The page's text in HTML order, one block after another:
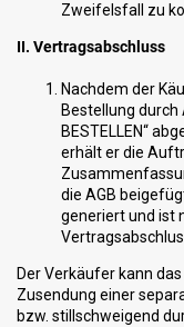
Zweifelsfall zu
II. Vertragsabschluss
Nachdem der
Bestellung durch
BESTELLEN“
erhält er die
die AGB
generiert und ist
Der Verkäufer kann
Zusendung einer
bzw. stillschweigend